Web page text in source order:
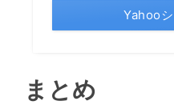
Yahoo
まとめ